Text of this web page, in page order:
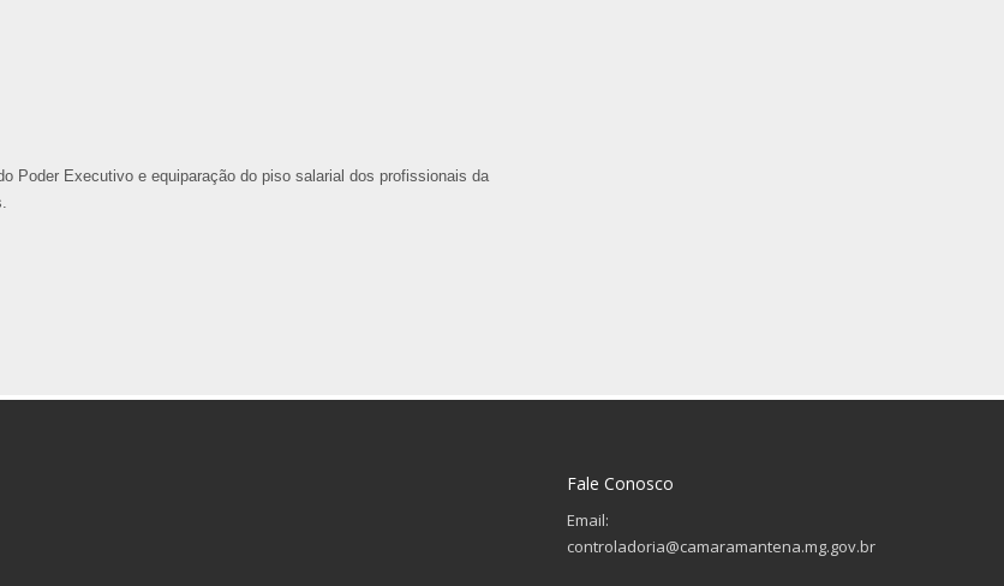
Poder Executivo e equiparação do piso salarial dos profissionais da
Fale Conosco
Email:
controladoria@camaramantena.mg.gov.br